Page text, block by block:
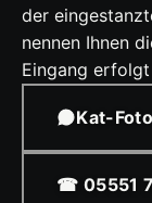
der
nennen Ihnen
Eingang
Kat-
☎ 05551